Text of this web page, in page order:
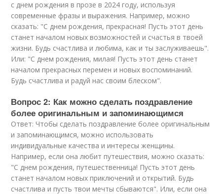
с днем рождения в прозе в 2024 году, используя
современные фразы и выражения. Например, можно
сказать: "С днем рождения, прекрасная! Пусть этот день
станет началом новых возможностей и счастья в твоей
жизни. Будь счастлива и любима, как и ты заслуживаешь".
Или: "С днем рождения, милая! Пусть этот день станет
началом прекрасных перемен и новых воспоминаний.
Будь счастлива и радуй нас своим блеском".
Вопрос 2: Как можно сделать поздравление
более оригинальным и запоминающимся
Ответ: Чтобы сделать поздравление более оригинальным
и запоминающимся, можно использовать
индивидуальные качества и интересы женщины.
Например, если она любит путешествия, можно сказать:
"С днем рождения, путешественница! Пусть этот день
станет началом новых приключений и открытий. Будь
счастлива и пусть твои мечты сбываются". Или, если она